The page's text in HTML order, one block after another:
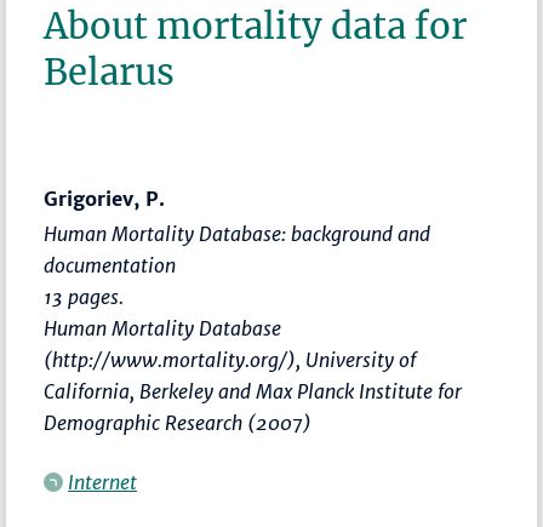
About mortality data for
Belarus
Grigoriev, P.
Human Mortality Database: background and
documentation
13 pages.
Human Mortality Database
(http://www.mortality.org/), University of
California, Berkeley and Max Planck Institute for
Demographic Research (2007)
Internet